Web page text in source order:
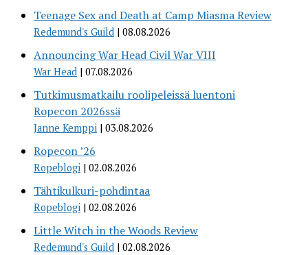
Teenage Sex and Death at Camp Miasma Review
Redemund's Guild 08.08.2026
Announcing War Head Civil War VIII
War Head 07.08.2026
Tutkimusmatkailu roolipeleissä luentoni
Ropecon 2026ssä
Janne Kemppi 03.08.2026
Ropecon ’26
Ropeblogi 02.08.2026
Tähtikulkuri-pohdintaa
Ropeblogi 02.08.2026
Little Witch in the Woods Review
Redemund's Guild 02.08.2026